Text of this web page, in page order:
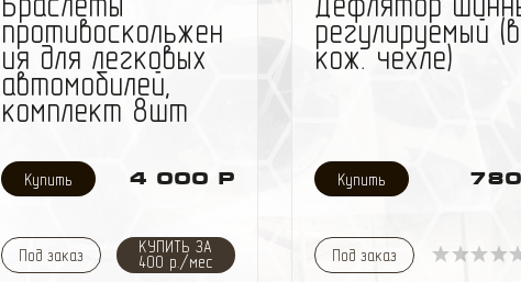
противоскольжен
ия для легковых
автомобилей,
комплект 8шт
4 000 Р
Под заказ
КУПИТЬ ЗА
400 р./мес
регулируемый (в
кож. чехле)
Под заказ